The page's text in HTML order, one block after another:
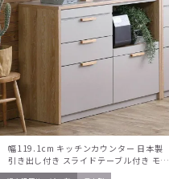
幅119.1cm キッチンカウンター 日本製
引き出し付き スライドテーブル付き モイ
ス レンジボード キッチン収納 レンジ台